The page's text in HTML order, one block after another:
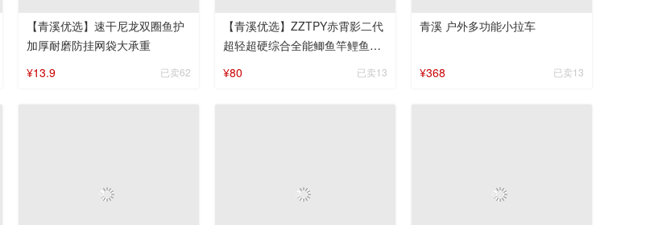
【青溪优选】速干尼龙双圈鱼护
加厚耐磨防挂网袋大承重
¥13.9
已卖62
【青溪优选】ZZTPY赤霄影二代
超轻超硬综合全能鲫鱼竿鲤鱼竿
¥80 已卖13
青溪 户外多功能小拉车
¥368 已卖13